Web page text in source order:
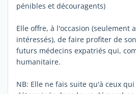
pénibles et découragents)
Elle offre, à l'occasion (seulement
intéressés), de faire profiter de
futurs médecins expatriés qui,
humanitaire.
NB: Elle ne fais suite qu'à ceux